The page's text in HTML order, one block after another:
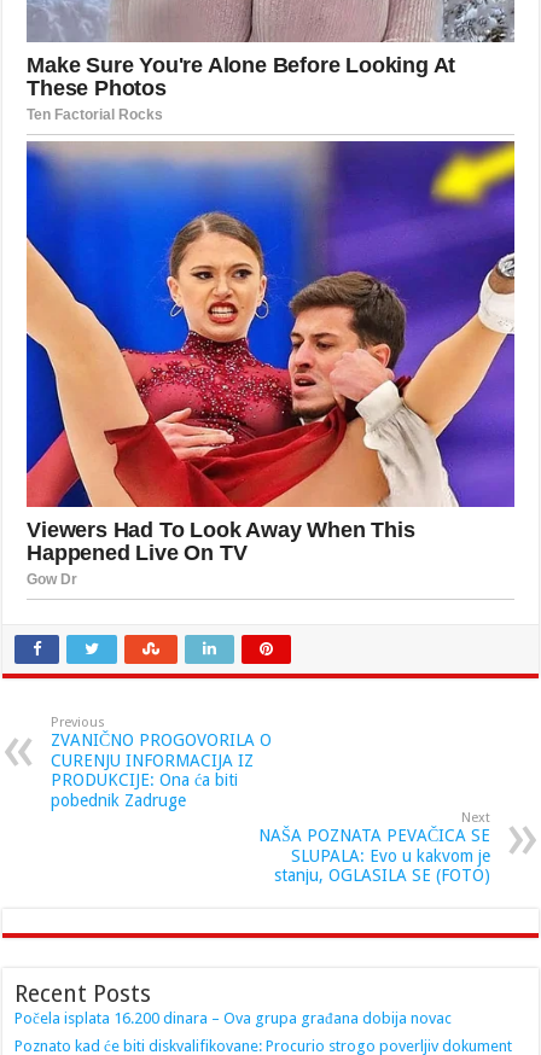
Previous
ZVANIČNO PROGOVORILA O
CURENJU INFORMACIJA IZ
PRODUKCIJE: Ona ća biti
pobednik Zadruge
Next
NAŠA POZNATA PEVAČICA SE
SLUPALA: Evo u kakvom je
stanju, OGLASILA SE (FOTO)
Recent Posts
Počela isplata 16.200 dinara – Ova grupa građana dobija novac
Poznato kad će biti diskvalifikovane: Procurio strogo poverljiv dokument